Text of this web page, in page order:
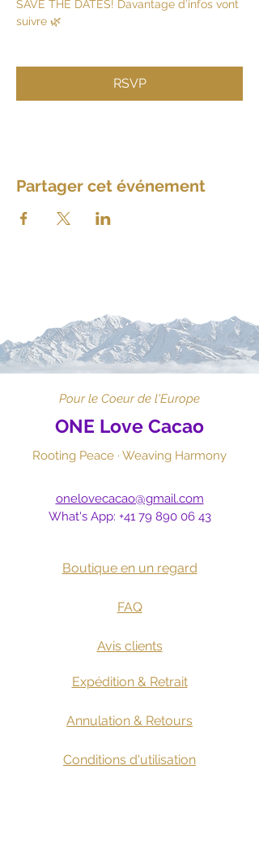
SAVE THE DATES! Davantage d’infos vont
suivre 🌿
RSVP
Partager cet événement
Pour le Coeur de l'Europe
ONE Love Cacao
Rooting Peace · Weaving Harmony
onelovecacao@gmail.com
What's App: +41 79 890 06 43
Boutique en un regard
FAQ
Avis clients
Expédition & Retrait
Annulation & Retours
​Conditions d'utilisation